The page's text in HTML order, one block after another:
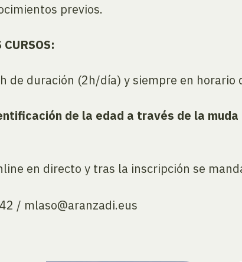
previos.
de duración (2h/día) y siempre en horario
de la edad a través de la muda
en directo y tras la inscripción se
/ mlaso@aranzadi.eus